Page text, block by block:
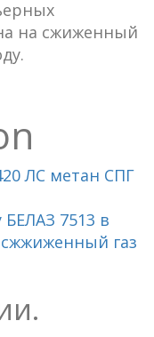
на сжиженный
ЛС метан СПГ
7513 в
газ